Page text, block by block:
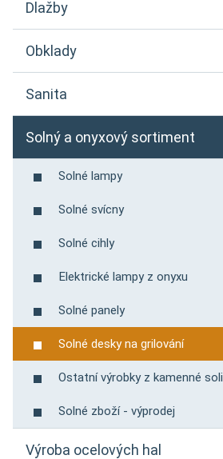
Dlažby
Obklady
Sanita
Solný a onyxový sortiment
Solné lampy
Solné svícny
Solné cihly
Elektrické lampy z onyxu
Solné panely
Solné desky na grilování
Ostatní výrobky z kamenné soli
Solné zboží - výprodej
Výroba ocelových hal